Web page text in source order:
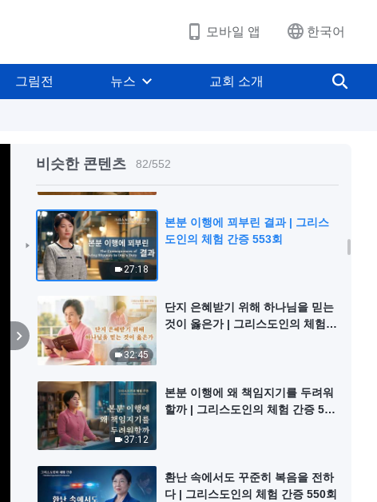
모바일 앱 한국어
그림전 뉴스 교회 소개
비슷한 콘텐츠 82/552
36:25
험 간증 554회
28:18
27:18
본분 이행에 꾀부린 결과 | 그리스
도인의 체험 간증 553회
32:45
단지 은혜받기 위해 하나님을 믿는
것이 옳은가 | 그리스도인의 체험
37:12
본분 이행에 왜 책임지기를 두려워
할까 | 그리스도인의 체험 간증 551
환난 속에서도 꾸준히 복음을 전하
다 | 그리스도인의 체험 간증 550회